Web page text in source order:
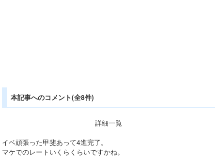
本記事へのコメント(全8件)
詳細一覧
イベ頑張った甲斐あって4進完了。
マケでのレートいくらくらいですかね。